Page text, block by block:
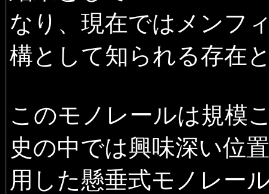
なり、現在ではメンフ
構として知られる存在
このモノレールは規模
史の中では興味深い位
用した懸垂式モノレー